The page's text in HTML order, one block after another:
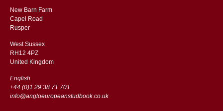
New Barn Farm
Capel Road
​​Rusper
West Sussex
RH12 4PZ
​​United Kingdom
English
+44 (0)1 29 38 71 701
info@angloeuropeanstudbook.co.uk